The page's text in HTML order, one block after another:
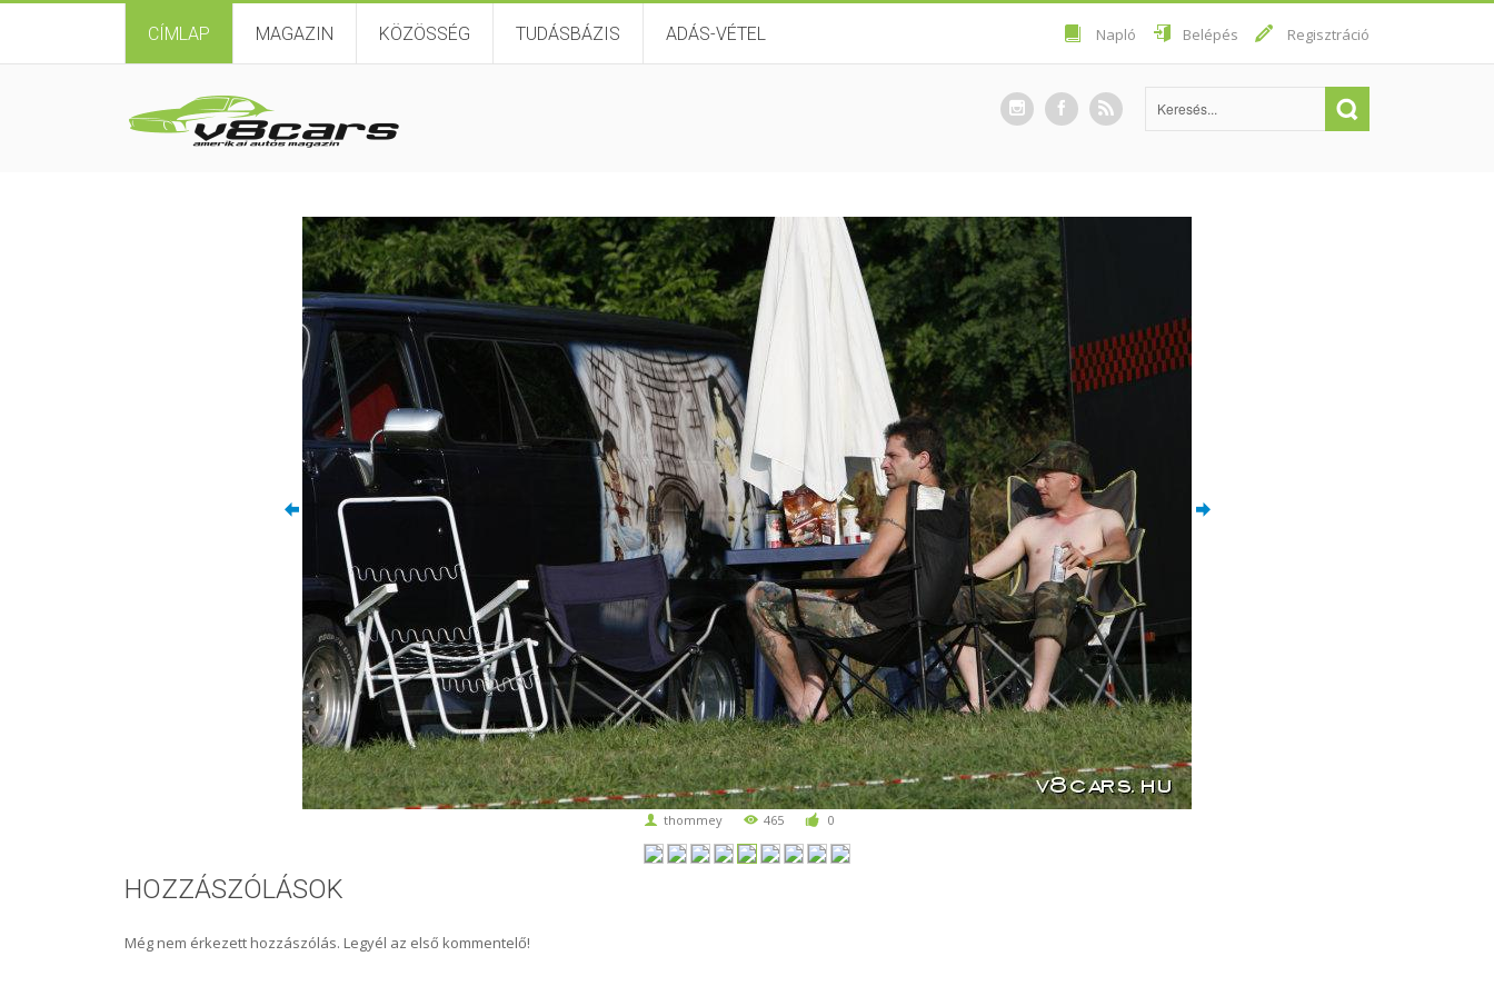
CÍMLAP MAGAZIN KÖZÖSSÉG TUDÁSBÁZIS ADÁS-VÉTEL Napló Belépés Regisztráció
thommey 465 0
HOZZÁSZÓLÁSOK
Még nem érkezett hozzászólás. Legyél az első kommentelő!